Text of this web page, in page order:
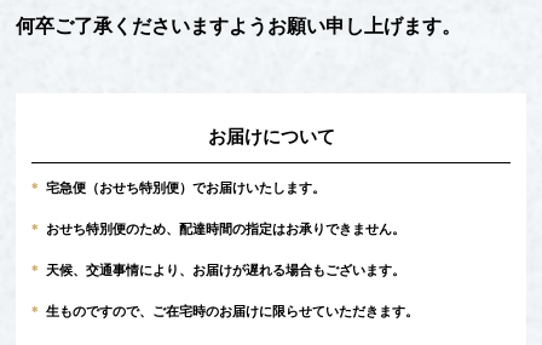
何卒ご了承くださいますようお願い申し上げます。
お届けについて
* 宅急便（おせち特別便）でお届けいたします。
* おせち特別便のため、配達時間の指定はお承りできません。
* 天候、交通事情により、お届けが遅れる場合もございます。
* 生ものですので、ご在宅時のお届けに限らせていただきます。